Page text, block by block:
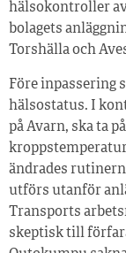
hälsokontroller
bolagets
Torshälla och
Före inpassering
hälsostatus. I
på Avarn, ska ta
kroppstemperatur
ändrades
utförs utanför
Transports
skeptisk till